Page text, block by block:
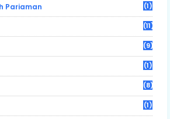
Pariaman (1)
(11)
(9)
(1)
(8)
(1)